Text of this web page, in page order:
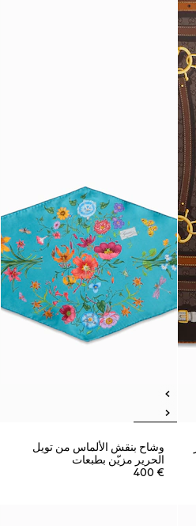
وشاح بنقش الألماس من تويل
الحرير مزيّن بطبعات
€ 400